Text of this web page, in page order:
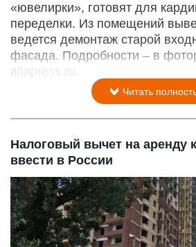
«ювелирки», готовят для
переделки. Из помещений
ведется демонтаж старой
фасада. Подробности – в
altapress.ru.
Читать
Налоговый вычет на аренду
ввести в России